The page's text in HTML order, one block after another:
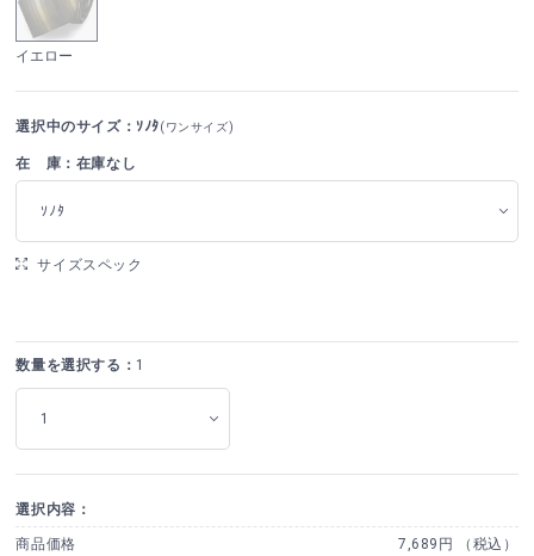
イエロー
選択中のサイズ：ｿﾉﾀ(ワンサイズ)
在 庫：在庫なし
ｿﾉﾀ
サイズスペック
数量を選択する： 1
選択内容：
商品価格 7,689円 （税込）